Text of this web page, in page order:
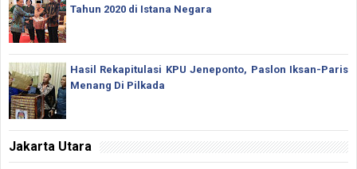
Tahun 2020 di Istana Negara
Hasil Rekapitulasi KPU Jeneponto, Paslon Iksan-Paris
Menang Di Pilkada
Jakarta Utara